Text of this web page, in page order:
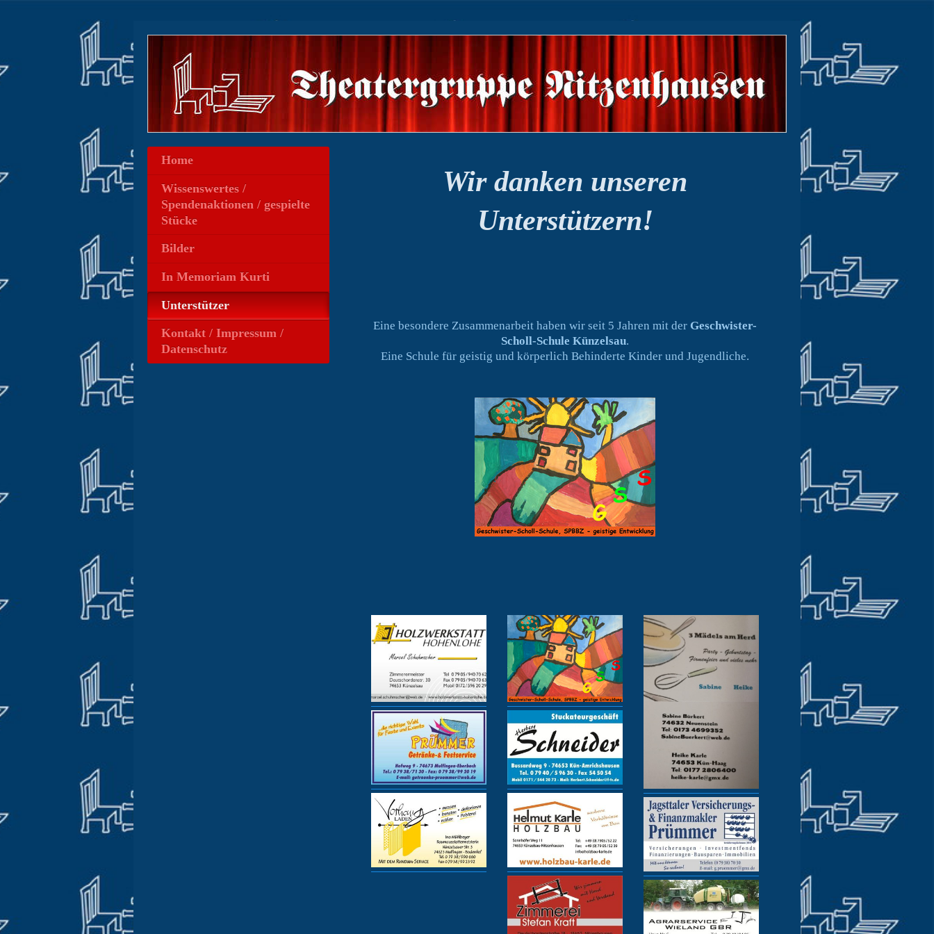
Wir danken unseren
Unterstützern!
Eine besondere Zusammenarbeit haben wir seit 5 Jahren mit der Geschwister-
Scholl-Schule Künzelsau.
Eine Schule für geistig und körperlich Behinderte Kinder und Jugendliche.
Home
Wissenswertes /
Spendenaktionen / gespielte
Stücke
Bilder
In Memoriam Kurti
Unterstützer
Kontakt / Impressum /
Datenschutz